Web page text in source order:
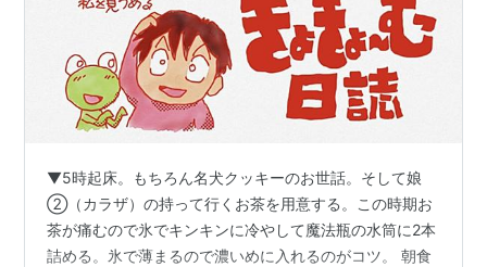
▼5時起床。もちろん名犬クッキーのお世話。そして娘
②（カラザ）の持って行くお茶を用意する。この時期お
茶が痛むので氷でキンキンに冷やして魔法瓶の水筒に2本
詰める。氷で薄まるので濃いめに入れるのがコツ。 朝食